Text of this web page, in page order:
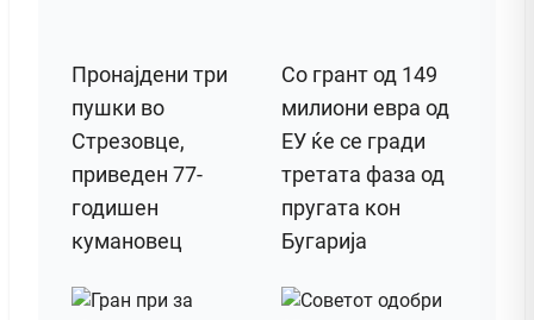
Пронајдени три
пушки во
Стрезовце,
приведен 77-
годишен
кумановец
Со грант од 149
милиони евра од
ЕУ ќе се гради
третата фаза од
пругата кон
Бугарија